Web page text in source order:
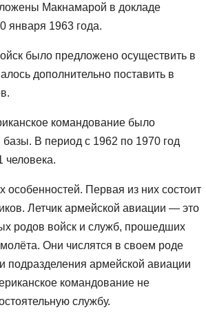
Макнамарой в докладе
января 1963 года.
было предложено осуществить в
дополнительно поставить в
командование было
В период с 1962 по 1970 год
человека.
особенностей. Первая из них состоит
Летчик армейской авиации — это
родов войск и служб, прошедших
Они числятся в своем роде
подразделения армейской авиации
командование не
службу.